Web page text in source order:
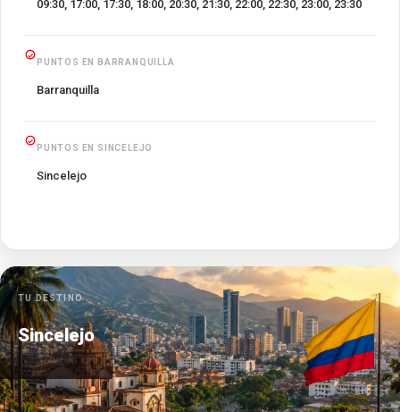
09:30, 17:00, 17:30, 18:00, 20:30, 21:30, 22:00, 22:30, 23:00, 23:30
PUNTOS EN BARRANQUILLA
Barranquilla
PUNTOS EN SINCELEJO
Sincelejo
TU DESTINO
Sincelejo